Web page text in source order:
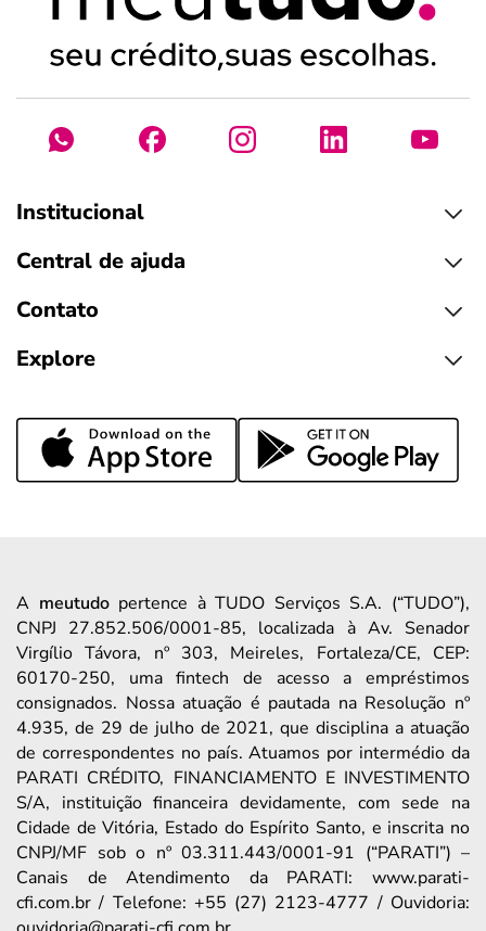
Institucional
Central de ajuda
Contato
Explore
A meutudopertence à TUDO Serviços S.A. (“TUDO”),
CNPJ 27.852.506/0001-85, localizada à Av. Senador
Virgílio Távora, nº 303, Meireles, Fortaleza/CE, CEP:
60170-250, uma fintech de acesso a empréstimos
consignados. Nossa atuação é pautada na Resolução nº
4.935, de 29 de julho de 2021, que disciplina a atuação
de correspondentes no país. Atuamos por intermédio da
PARATI CRÉDITO, FINANCIAMENTO E INVESTIMENTO
S/A, instituição financeira devidamente, com sede na
Cidade de Vitória, Estado do Espírito Santo, e inscrita no
CNPJ/MF sob o nº 03.311.443/0001-91 (“PARATI”) –
Canais de Atendimento da PARATI: www.parati-
cfi.com.br / Telefone: +55 (27) 2123-4777 / Ouvidoria: